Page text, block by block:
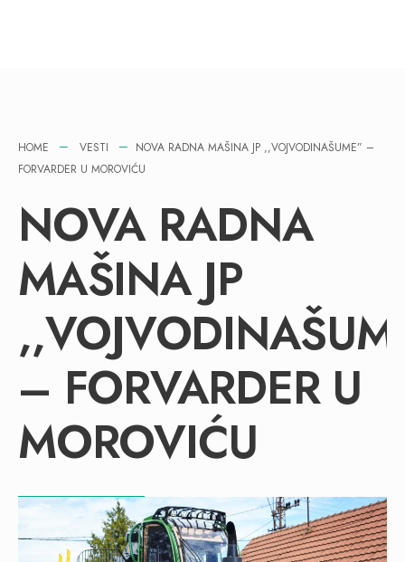
HOME VESTI
NOVA RADNA MAŠINA JP ,,VOJVODINAŠUME” –
FORVARDER U MOROVIĆU
NOVA RADNA
MAŠINA JP
– FORVARDER U
MOROVIĆU